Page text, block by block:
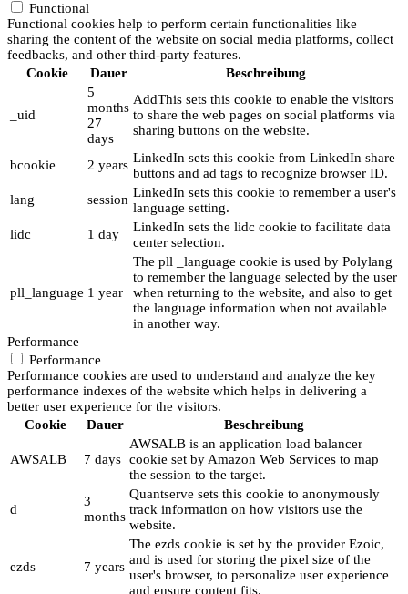
Functional
Functional cookies help to perform certain functionalities like
sharing the content of the website on social media platforms, collect
feedbacks, and other third-party features.
Cookie
Dauer Beschreibung
_uid
5
months
27
days
AddThis sets this cookie to enable the visitors
to share the web pages on social platforms via
sharing buttons on the website.
bcookie 2 years LinkedIn sets this cookie from LinkedIn share
buttons and ad tags to recognize browser ID.
lang
session LinkedIn sets this cookie to remember a user's
language setting.
lidc
1 day
LinkedIn sets the lidc cookie to facilitate data
center selection.
pll_language 1 year
The pll _language cookie is used by Polylang
to remember the language selected by the user
when returning to the website, and also to get
the language information when not available
in another way.
Performance
Performance
Performance cookies are used to understand and analyze the key
performance indexes of the website which helps in delivering a
better user experience for the visitors.
Cookie
Dauer Beschreibung
AWSALB 7 days
AWSALB is an application load balancer
cookie set by Amazon Web Services to map
the session to the target.
d
3
months
Quantserve sets this cookie to anonymously
track information on how visitors use the
website.
ezds 7 years
The ezds cookie is set by the provider Ezoic,
and is used for storing the pixel size of the
user's browser, to personalize user experience
and ensure content fits.